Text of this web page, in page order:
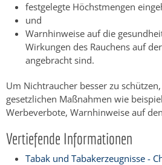
festgelegte Höchstmengen
und
Warnhinweise auf die
Wirkungen des Rauchens auf
angebracht sind.
Um Nichtraucher besser zu
gesetzlichen Maßnahmen wie
Werbeverbote, Warnhinweise auf
Vertiefende Informationen
Tabak und Tabakerzeugnisse -